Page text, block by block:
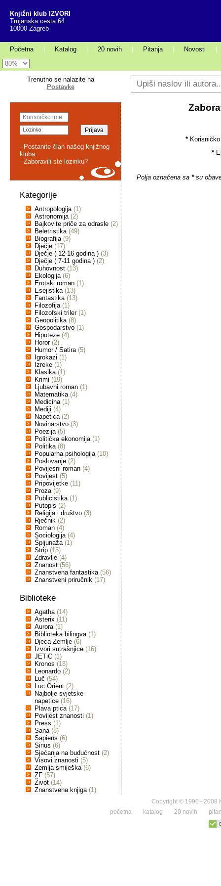
Knjižni klub IZVORI
Trnjanska cesta 64
10000 Zagreb
Početna Katalog 20 novih Pitanja Novosti
Trenutno se nalazite na
Postavke
- Postanite član našeg knjižnog
kluba.
- Zaboravili ste lozinku?
Kategorije
Antropologija (1)
Astronomija (2)
Bajkovite priče za odrasle (2)
Beletristika (49)
Biografija (9)
Dječje (17)
Dječje ( 12-16 godina ) (3)
Dječje ( 7-11 godina ) (2)
Duhovnost (13)
Ekologija (6)
Erotski roman (1)
Esejistika (13)
Fantastika (13)
Filozofija (1)
Filozofski triler (1)
Geopolitika (8)
Gospodarstvo (1)
Hipoteze (4)
Horor (2)
Humor / Satira (5)
Igrokazi (1)
Izreke (1)
Klasika (1)
Krimi (19)
Ljubavni roman (1)
Matematika (4)
Medicina (1)
Mediji (4)
Napetica (2)
Novinarstvo (3)
Poezija (5)
Politička ekonomija (1)
Politika (8)
Popularna psihologija (10)
Poslovanje (2)
Povijesni roman (4)
Povijest (5)
Pripovijetke (11)
Proza (9)
Publicistika (1)
Putopis (2)
Religija i društvo (3)
Rječnik (2)
Roman (4)
Sociologija (4)
Špijunaža (1)
Strip (15)
Zdravlje (4)
Znanost (56)
Znanstvena fantastika (56)
Znanstveni priručnik (17)
Biblioteke
Agatha (14)
Asterix (11)
Aurora (1)
Biblioteka bilingva (1)
Djeca Zemlje (6)
Izvori sutrašnjice (16)
JETiC (1)
Kronos (18)
Leonardo (2)
Luč (54)
Luc Orient (2)
Najbolje svjetske
napetice (16)
Plava ptica (17)
Povijest znanosti (1)
Press (1)
Sana (8)
Sapiens (6)
Sirius (6)
Sjećanja na budućnost (2)
Visovi znanosti (5)
Zemlja smiješka (6)
ZF (57)
Život (14)
Znanstvena knjiga (1)
*
*
Polja označena sa*su
Copyright © 1990 - 2008
početna
katalog 20 novih